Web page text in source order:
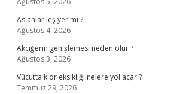
Aslanlar leş yer mi ?
Ağustos 4, 2026
Akciğerin genişlemesi neden olur ?
Ağustos 3, 2026
Vücutta klor eksikliği nelere yol açar ?
Temmuz 29, 2026